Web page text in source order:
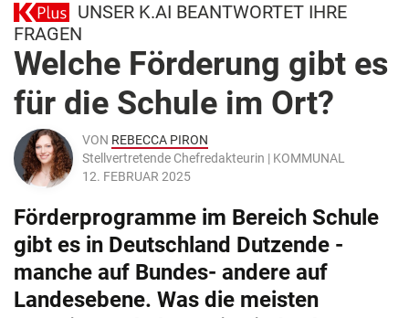
UNSER K.AI BEANTWORTET IHRE
FRAGEN
Welche Förderung gibt es
für die Schule im Ort?
VON REBECCA PIRON
Stellvertretende Chefredakteurin | KOMMUNAL
12. FEBRUAR 2025
Förderprogramme im Bereich Schule
gibt es in Deutschland Dutzende -
manche auf Bundes- andere auf
Landesebene. Was die meisten